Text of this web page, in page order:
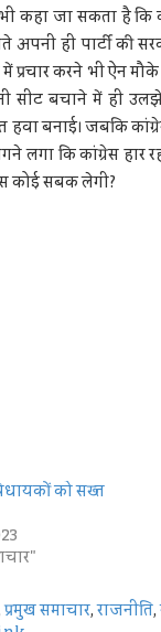
जा सकता है कि
अपनी ही पार्टी
करने भी ऐन
सीट बचाने में ही
हवा बनाई। जबकि
लगा कि कांग्रेस
कोई सबक लेगी?
को सख्त
प्रमुख समाचार,राजनीति,